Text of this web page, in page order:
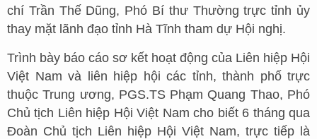
chí Trần Thế Dũng, Phó Bí thư Thường trực tỉnh ủy
thay mặt lãnh đạo tỉnh Hà Tĩnh tham dự Hội nghị.
Trình bày báo cáo sơ kết hoạt động của Liên hiệp Hội
Việt Nam và liên hiệp hội các tỉnh, thành phố trực
thuộc Trung ương, PGS.TS Phạm Quang Thao, Phó
Chủ tịch Liên hiệp Hội Việt Nam cho biết 6 tháng qua
Đoàn Chủ tịch Liên hiệp Hội Việt Nam, trực tiếp là